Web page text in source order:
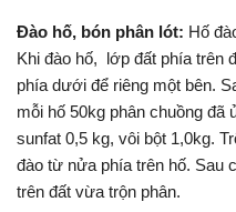
Đào hố, bón phân lót: Hố
Khi đào hố, lớp đất phía trên
phía dưới để riêng một bên.
mỗi hố 50kg phân chuồng đã
sunfat 0,5 kg, vôi bột 1,0kg.
đào từ nửa phía trên hố. Sau
trên đất vừa trộn phân.